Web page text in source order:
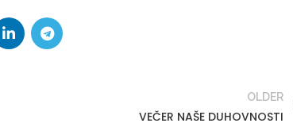
OLDER
VEČER NAŠE DUHOVNOSTI